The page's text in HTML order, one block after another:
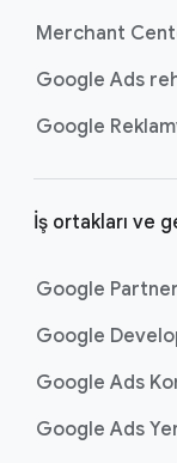
Merchant
Google Ads
Google
İş ortakları ve
Google
Google
Google Ads
Google Ads